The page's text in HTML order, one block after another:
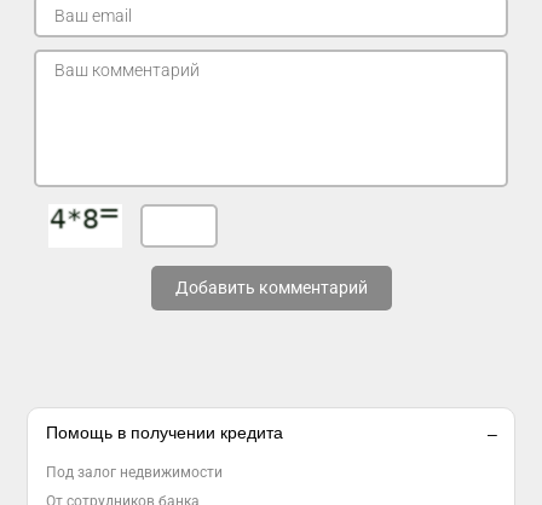
Добавить комментарий
Помощь в получении кредита
Под залог недвижимости
От сотрудников банка